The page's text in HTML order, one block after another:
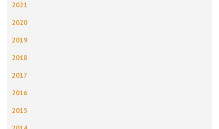
2021
2020
2019
2018
2017
2016
2015